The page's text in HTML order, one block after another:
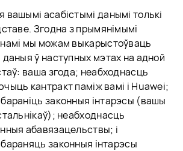
асабістымі данымі толькі
Згодна з прымянімымі
мы можам выкарыстоўваць
ў наступных мэтах на адной
ваша згода; неабходнасць
кантракт паміж вамі і Huawei;
законныя інтарэсы (вашы
неабходнасць
абавязацельствы; і
законныя інтарэсы